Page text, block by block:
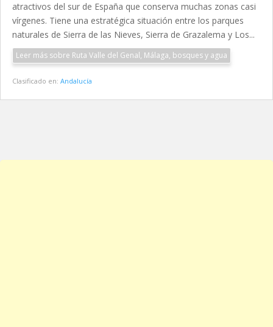
atractivos del sur de España que conserva muchas zonas casi
vírgenes. Tiene una estratégica situación entre los parques
naturales de Sierra de las Nieves, Sierra de Grazalema y Los...
Leer más sobre Ruta Valle del Genal, Málaga, bosques y agua
Clasificado en: Andalucía